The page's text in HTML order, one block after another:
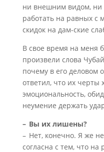
ни внешним видом,
работать на равных с
скидок на дам-ские
В свое время на меня
произвели слова
почему в его деловом
ответил, что их черты
эмоциональность,
неумение держать
– Вы их лишены?
– Нет, конечно. Я же
согласна с тем, что на